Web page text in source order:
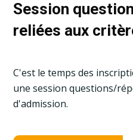
Session
reliées aux
C'est le temps des
une session questions/
d'admission.